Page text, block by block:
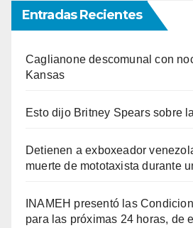
Entradas Recientes
Caglianone descomunal con
Kansas
Esto dijo Britney Spears sobre
Detienen a exboxeador
muerte de mototaxista durante
INAMEH presentó las
para las próximas 24 horas, de